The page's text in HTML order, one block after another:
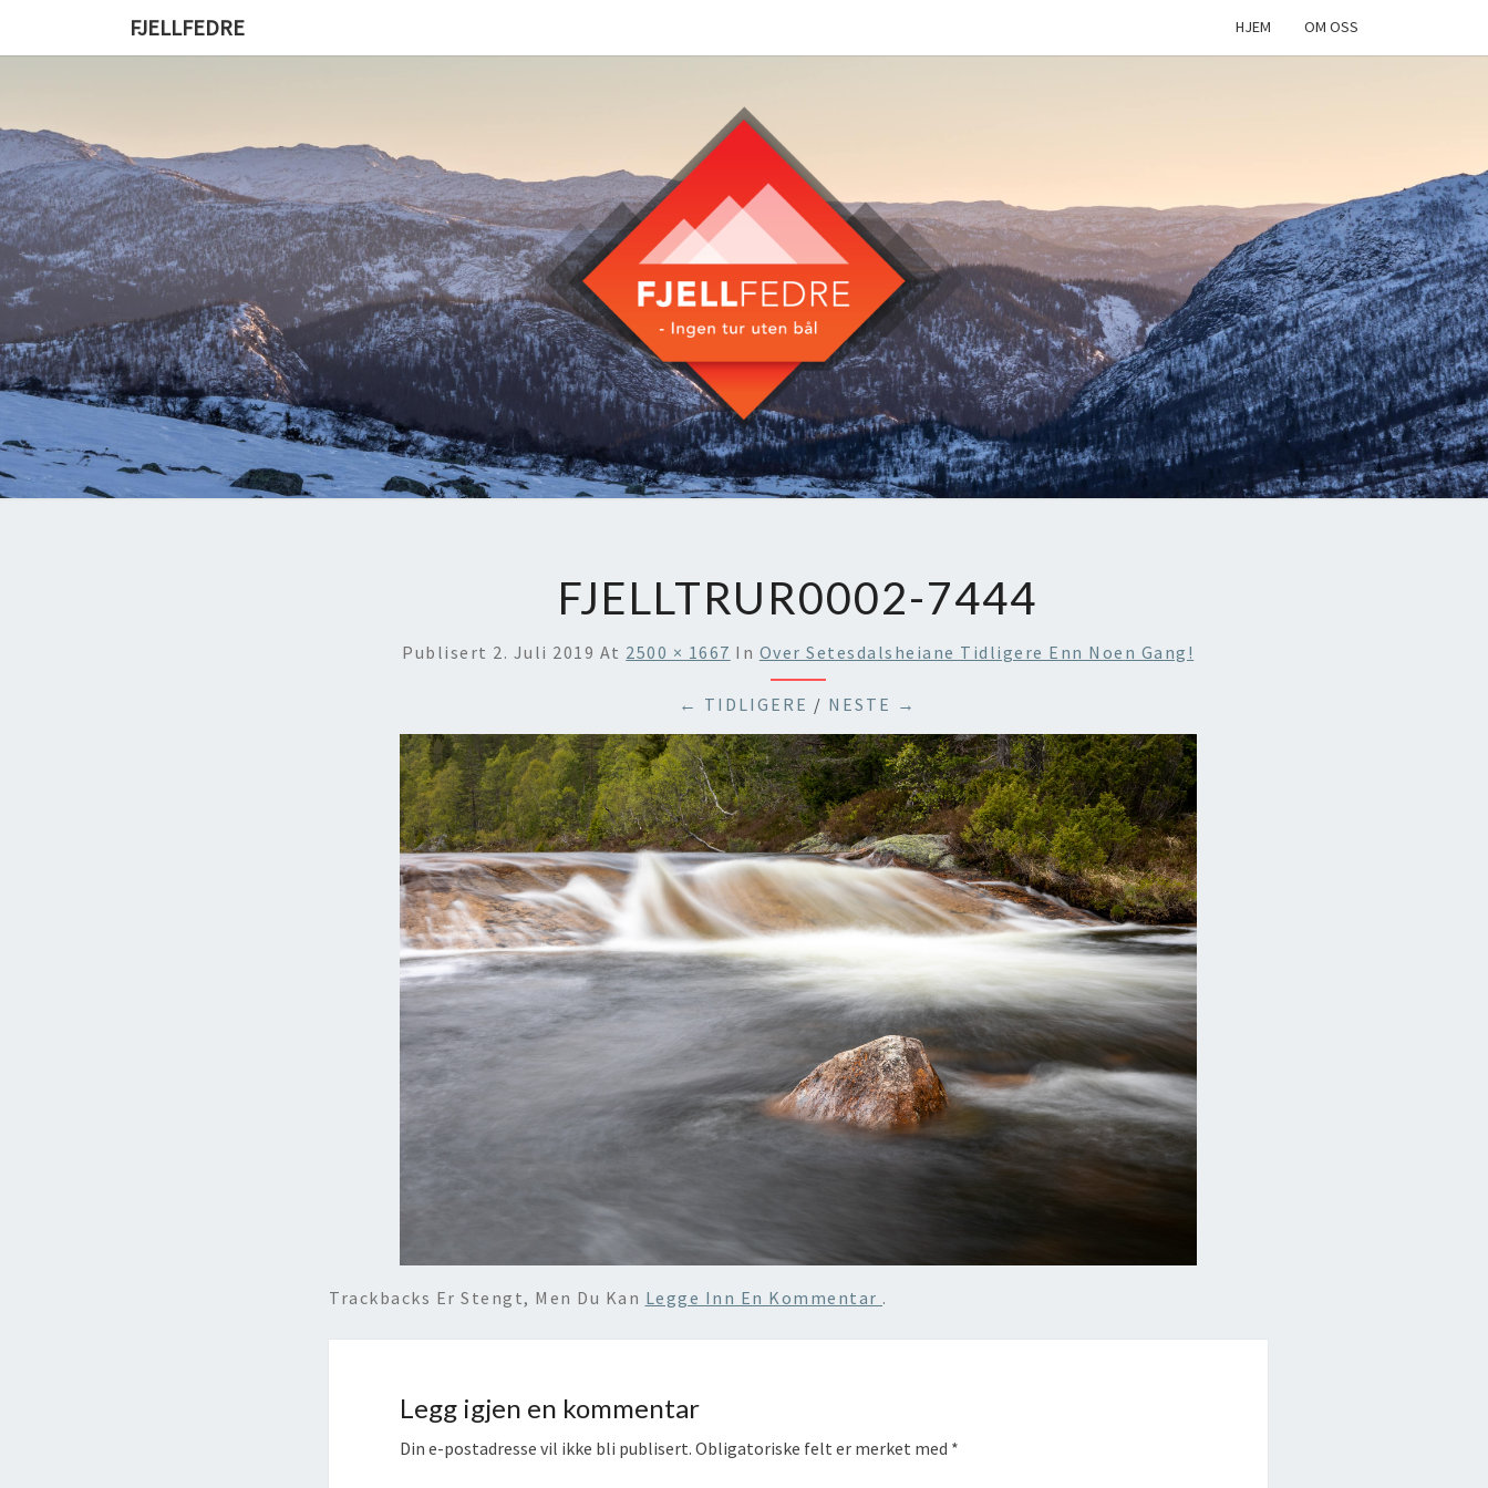
FJELLFEDRE HJEM OM OSS
FJELLTRUR0002-7444
Publisert 2. Juli 2019 At 2500 × 1667 In Over Setesdalsheiane Tidligere Enn Noen Gang!
← TIDLIGERE / NESTE →
Trackbacks Er Stengt, Men Du Kan Legge Inn En Kommentar .
Legg igjen en kommentar
Din e-postadresse vil ikke bli publisert. Obligatoriske felt er merket med *